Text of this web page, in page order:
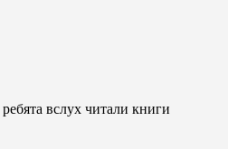
вслух читали книги